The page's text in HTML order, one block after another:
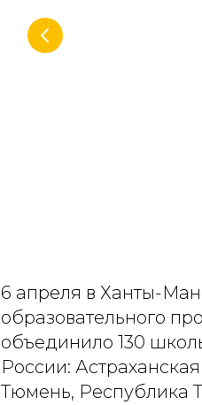
6 апреля в Ханты-
образовательного
объединило 130
России:
Тюмень, Республика